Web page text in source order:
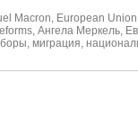
Macron European Union
Ангела Меркель
миграция